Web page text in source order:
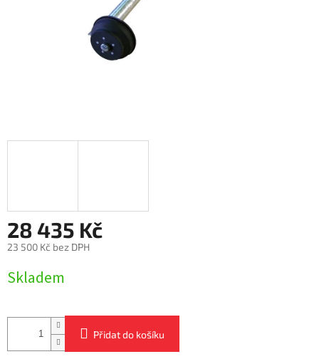
28 435 Kč
23 500 Kč bez DPH
cena:
Skladem
Přidat do košíku